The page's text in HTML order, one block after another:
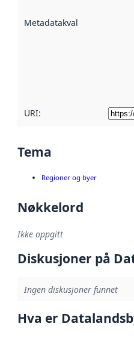
Metadatakvalitet
URI:
Tema
Regioner og byer
Nøkkelord
Ikke oppgitt
Diskusjoner på
Ingen diskusjoner funnet
Hva er